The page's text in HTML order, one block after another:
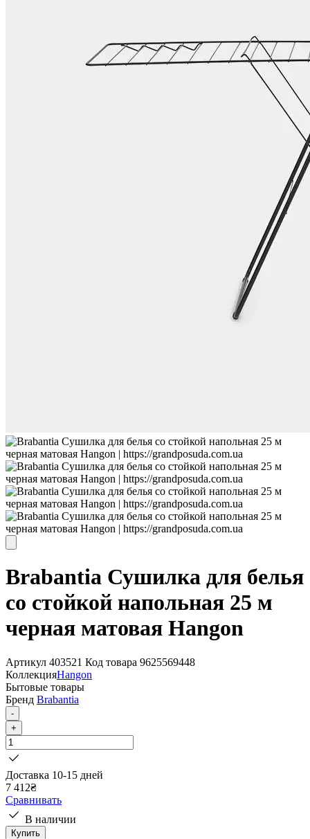
Brabantia Сушилка для белья
со стойкой напольная 25 м
черная матовая Наngon
Артикул 403521 Код товара 9625569448
КоллекцияНаngon
Бытовые товары
Бренд Brabantia
-
+
Доставка 10-15 дней
7 412₴
Сравнивать
В наличии
Купить